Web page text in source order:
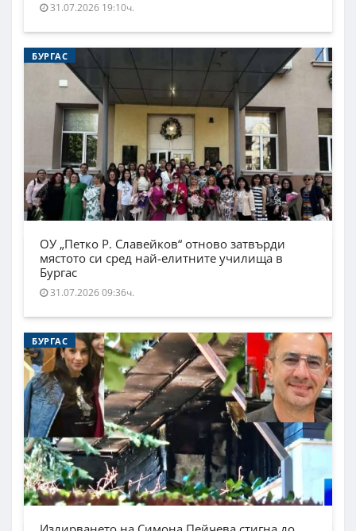
31.07.2026 19:10ч.
БУРГАС
ОУ „Петко Р. Славейков“ отново затвърди
мястото си сред най-елитните училища в
Бургас
31.07.2026 09:36ч.
БУРГАС